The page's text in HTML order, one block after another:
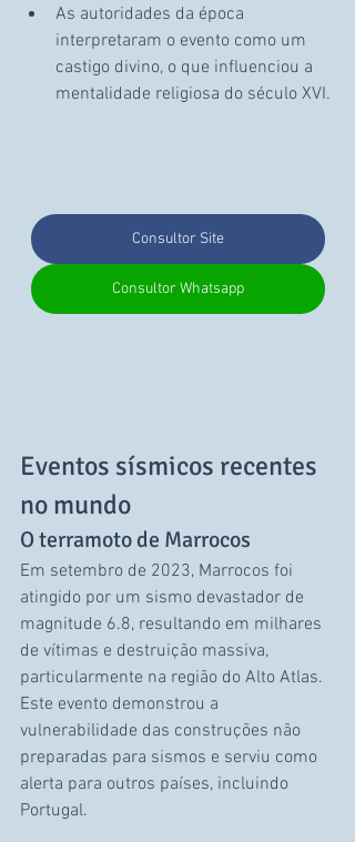
As autoridades da época
interpretaram o evento como um
castigo divino, o que influenciou a
mentalidade religiosa do século XVI.
Consultor Site
Consultor Whatsapp
Eventos sísmicos recentes
no mundo
O terramoto de Marrocos
Em setembro de 2023, Marrocos foi
atingido por um sismo devastador de
magnitude 6.8, resultando em milhares
de vítimas e destruição massiva,
particularmente na região do Alto Atlas.
Este evento demonstrou a
vulnerabilidade das construções não
preparadas para sismos e serviu como
alerta para outros países, incluindo
Portugal.